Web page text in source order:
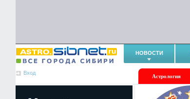
НОВОСТИ
Вход
Астрология